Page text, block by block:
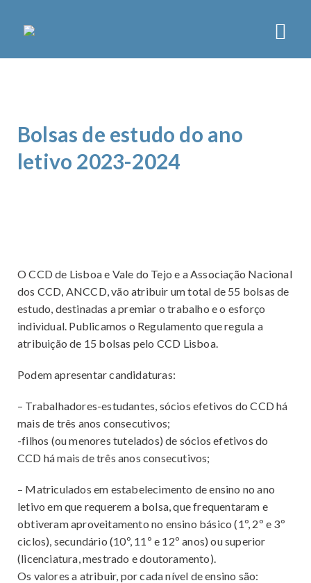
ORGÃOS
ESTATUTOS
LAZER
DESPORTO
APOIOS
CCD SOCIAL
Bolsas de estudo do ano
letivo 2023-2024
O CCD de Lisboa e Vale do Tejo e a Associação Nacional
dos CCD, ANCCD, vão atribuir um total de 55 bolsas de
estudo, destinadas a premiar o trabalho e o esforço
individual. Publicamos o Regulamento que regula a
atribuição de 15 bolsas pelo CCD Lisboa.
Podem apresentar candidaturas:
– Trabalhadores-estudantes, sócios efetivos do CCD há
mais de três anos consecutivos;
-filhos (ou menores tutelados) de sócios efetivos do
CCD há mais de três anos consecutivos;
– Matriculados em estabelecimento de ensino no ano
letivo em que requerem a bolsa, que frequentaram e
obtiveram aproveitamento no ensino básico (1º, 2º e 3º
ciclos), secundário (10º, 11º e 12º anos) ou superior
(licenciatura, mestrado e doutoramento).
Os valores a atribuir, por cada nível de ensino são: